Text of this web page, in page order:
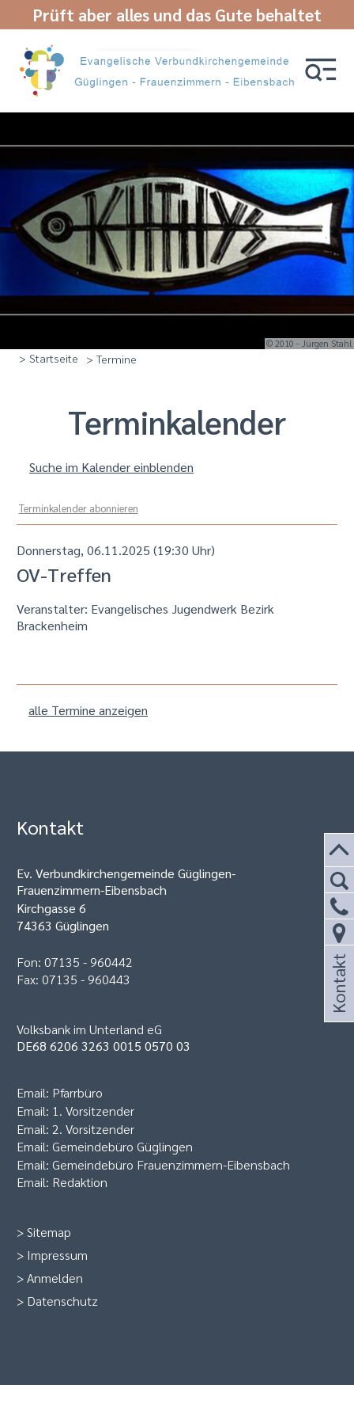
Prüft aber alles und das Gute behaltet
© 2010 - Jürgen Stahl
> Startseite > Termine
Termin­kalender
Suche im Kalender einblenden
Terminkalender abonnieren
Donnerstag, 06.11.2025 (19:30 Uhr)
OV-Treffen
Veranstalter: Evangelisches Jugendwerk Bezirk
Brackenheim
alle Termine anzeigen
Kontakt
Ev. Verbundkirchengemeinde Güglingen-
Frauenzimmern-Eibensbach
Kirchgasse 6
74363 Güglingen
Fon: 07135 - 960442
Fax: 07135 - 960443
Volksbank im Unterland eG
DE68 6206 3263 0015 0570 03
Email: Pfarrbüro
Email: 1. Vorsitzender
Email: 2. Vorsitzender
Email: Gemeindebüro Güglingen
Email: Gemeindebüro Frauenzimmern-Eibensbach
Email: Redaktion
>Sitemap
> Impressum
>Anmelden
> Datenschutz
Kontakt